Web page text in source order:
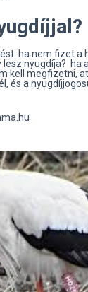
ha nem fizet a
nyugdíja? ha
kell megfizetni,
és a